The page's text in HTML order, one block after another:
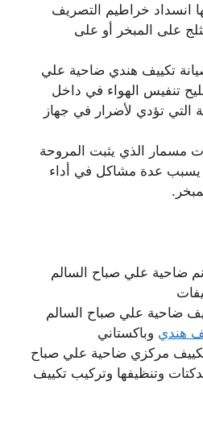
انسداد خراطيم التصريف
على المبخر أو على
تكييف هندي ضاحية علي
تنفيس الهواء في داخل
التي تؤدي لأضرار في جهاز
مسمار الذي يثبت المروحة
يسبب عدة مشاكل في أداء
ضاحية علي صباح السالم
ضاحية علي صباح السالم
هندي وباكستاني
مركزي ضاحية علي صباح
وتنظيفها وتركيب تكييف